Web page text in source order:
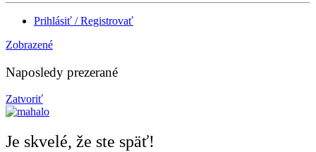
Prihlásiť / Registrovať
Zobrazené
Naposledy prezerané
Zatvoriť
Je skvelé, že ste späť!